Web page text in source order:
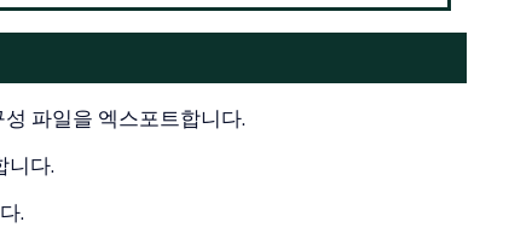
파일을 엑스포트합니다.
니다.
.